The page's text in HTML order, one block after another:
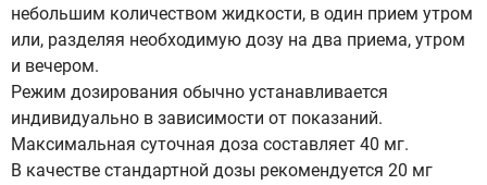
небольшим количеством жидкости, в один прием утром
или, разделяя необходимую дозу на два приема, утром
и вечером.
Режим дозирования обычно устанавливается
индивидуально в зависимости от показаний.
Максимальная суточная доза составляет 40 мг.
В качестве стандартной дозы рекомендуется 20 мг